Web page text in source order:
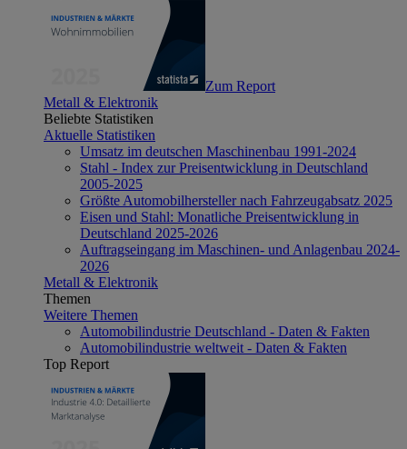
Zum Report
Metall & Elektronik
Beliebte Statistiken
Aktuelle Statistiken
Umsatz im deutschen Maschinenbau 1991-2024
Stahl - Index zur Preisentwicklung in Deutschland
2005-2025
Größte Automobilhersteller nach Fahrzeugabsatz 2025
Eisen und Stahl: Monatliche Preisentwicklung in
Deutschland 2025-2026
Auftragseingang im Maschinen- und Anlagenbau 2024-
2026
Metall & Elektronik
Themen
Weitere Themen
Automobilindustrie Deutschland - Daten & Fakten
Automobilindustrie weltweit - Daten & Fakten
Top Report